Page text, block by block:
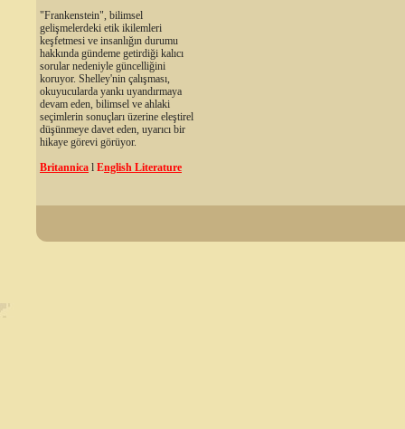
"Frankenstein", bilimsel
gelişmelerdeki etik ikilemleri
keşfetmesi ve insanlığın durumu
hakkında gündeme getirdiği kalıcı
sorular nedeniyle güncelliğini
koruyor. Shelley'nin çalışması,
okuyucularda yankı uyandırmaya
devam eden, bilimsel ve ahlaki
seçimlerin sonuçları üzerine eleştirel
düşünmeye davet eden, uyarıcı bir
hikaye görevi görüyor.
Britannica l English Literature